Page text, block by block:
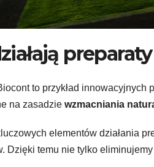
to przykład
na zasadzie wzmacniania
elementów działania
Dzięki temu nie tylko